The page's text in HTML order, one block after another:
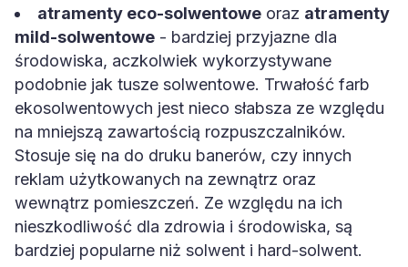
atramenty eco-solwentowe oraz atramenty
mild-solwentowe - bardziej przyjazne dla
środowiska, aczkolwiek wykorzystywane
podobnie jak tusze solwentowe. Trwałość farb
ekosolwentowych jest nieco słabsza ze względu
na mniejszą zawartością rozpuszczalników.
Stosuje się na do druku banerów, czy innych
reklam użytkowanych na zewnątrz oraz
wewnątrz pomieszczeń. Ze względu na ich
nieszkodliwość dla zdrowia i środowiska, są
bardziej popularne niż solwent i hard-solwent.